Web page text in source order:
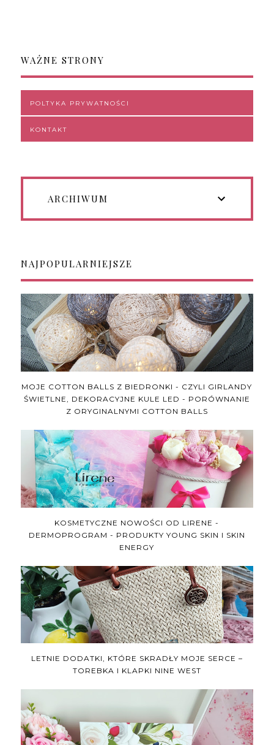
WAŻNE STRONY
POLTYKA PRYWATNOŚCI
KONTAKT
ARCHIWUM
NAJPOPULARNIEJSZE
MOJE COTTON BALLS Z BIEDRONKI - CZYLI GIRLANDY
ŚWIETLNE, DEKORACYJNE KULE LED - PORÓWNANIE
Z ORYGINALNYMI COTTON BALLS
KOSMETYCZNE NOWOŚCI OD LIRENE -
DERMOPROGRAM - PRODUKTY YOUNG SKIN I SKIN
ENERGY
LETNIE DODATKI, KTÓRE SKRADŁY MOJE SERCE –
TOREBKA I KLAPKI NINE WEST